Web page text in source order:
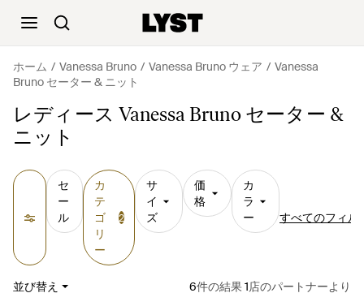
ホーム Vanessa Bruno Vanessa Bruno ウェア
Vanessa
Bruno セーター & ニット
レディース Vanessa Bruno セーター &
ニット
セ
ー
ル
カ
テ
ゴ
リ
ー
2
サ
イ
ズ
価
格
カ
ラ
ー
すべてのフィル
並び替え 6件の結果 1店のパートナーより